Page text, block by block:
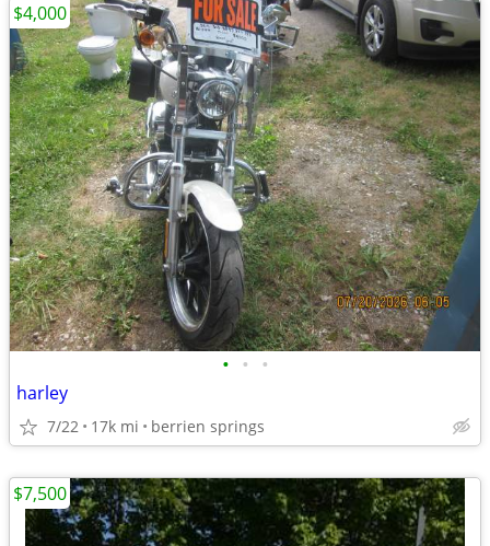
• • •
harley
7/22 17k mi berrien springs
$4,000
$7,500